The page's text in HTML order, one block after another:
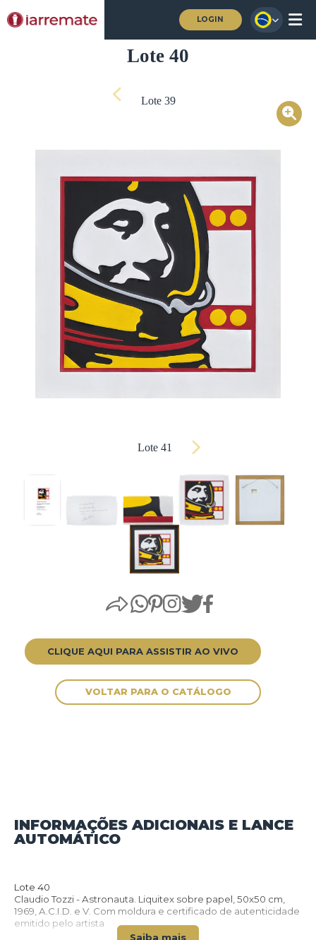
LOGIN
Lote 40
Lote 39
Lote 41
INFORMAÇÕES ADICIONAIS E LANCE
AUTOMÁTICO
Lote 40
Claudio Tozzi - Astronauta. Liquitex sobre papel, 50x50 cm,
1969, A.C.I.D. e V. Com moldura e certificado de autenticidade
emitido pelo artista
Saiba mais
CLIQUE AQUI PARA ASSISTIR AO VIVO